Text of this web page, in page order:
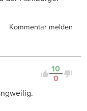
Kommentar melden
10
0